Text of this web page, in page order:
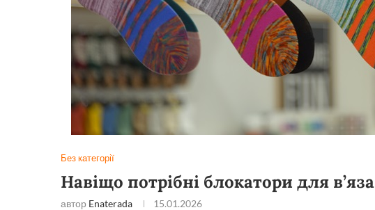
Без категорії
Навіщо потрібні блокатори для
автор Enaterada 15.01.2026